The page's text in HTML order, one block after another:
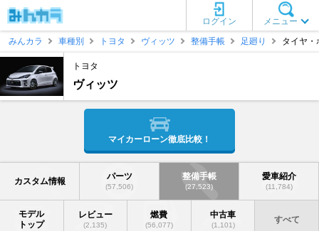
メニュー
ログイン
みんカラ
車種別 トヨタ ヴィッツ 整備手帳 足廻り タイヤ・
トヨタ
ヴィッツ
マイカーローン徹底比較！
カスタム情報 パーツ
(57,506)
整備手帳
(27,523)
愛車紹介
(11,784)
モデル
トップ
レビュー
(2,135)
燃費
(56,077)
中古車
(1,101)
すべて